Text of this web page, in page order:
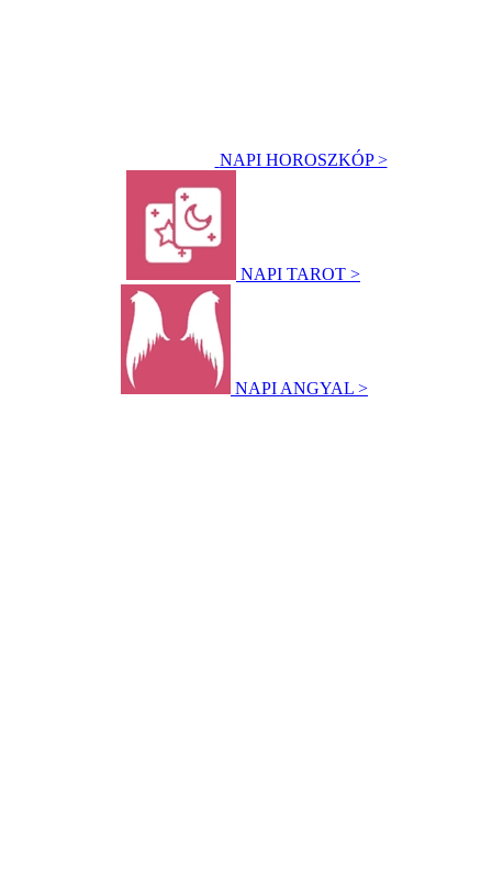
NAPI HOROSZKÓP >
NAPI TAROT >
NAPI ANGYAL >